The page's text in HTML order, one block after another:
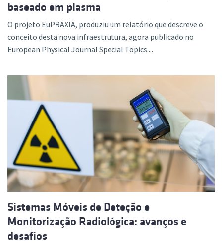
baseado em plasma
O projeto EuPRAXIA, produziu um relatório que descreve o
conceito desta nova infraestrutura, agora publicado no
European Physical Journal Special Topics....
Sistemas Móveis de Deteção e
Monitorização Radiológica: avanços e
desafios